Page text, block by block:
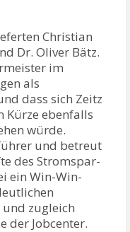
Christian
Dr. Oliver Bätz.
im
als
dass sich Zeitz
Kürze ebenfalls
würde.
und betreut
des Stromspar-
ein Win-Win-
zugleich
der Jobcenter.